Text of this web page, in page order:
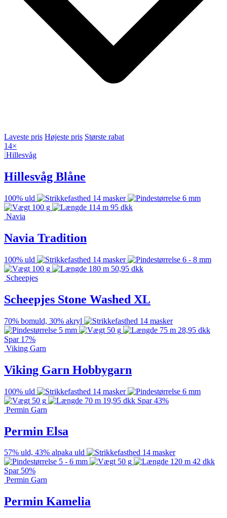
Laveste pris Højeste pris Største rabat
14×
Hillesvåg
Hillesvåg Blåne
100% uld 14 masker
6 mm
100 g
114 m 95 dkk
Navia
Navia Tradition
100% uld 14 masker
6 - 8 mm
100 g
180 m 50,95 dkk
Scheepjes
Scheepjes Stone Washed XL
70% bomuld, 30% akryl
14 masker
5 mm
50 g 75 m 28,95 dkk
Spar 17%
Viking Garn
Viking Garn Hobbygarn
100% uld 14 masker
6 mm
50 g
70 m 19,95 dkk Spar 43%
Permin Garn
Permin Elsa
57% uld, 43% alpaka uld
14 masker
5 - 6 mm
50 g 120 m 42 dkk
Spar 50%
Permin Garn
Permin Kamelia